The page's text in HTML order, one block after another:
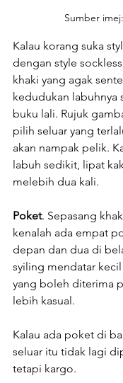
Sumber
Kalau korang suka
dengan style
khaki yang agak
kedudukan labuhnya
buku lali. Rujuk
pilih seluar yang
akan nampak pelik.
labuh sedikit, lipat
melebih dua kali.
Poket. Sepasang
kenalah ada empat
depan dan dua di
syiling mendatar
yang boleh diterima
lebih kasual.
Kalau ada poket di
seluar itu tidak lagi
tetapi kargo.